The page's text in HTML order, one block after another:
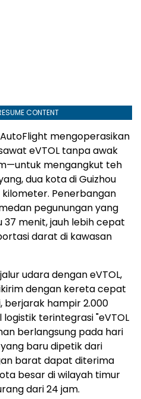
CONTENT
mengoperasikan
eVTOL tanpa awak
mengangkut teh
dua kota di Guizhou
Penerbangan
pegunungan yang
menit, jauh lebih cepat
darat di kawasan
udara dengan eVTOL,
dengan kereta cepat
berjarak hampir 2.000
terintegrasi "eVTOL
berlangsung pada hari
baru dipetik dari
barat dapat diterima
besar di wilayah timur
dari 24 jam.